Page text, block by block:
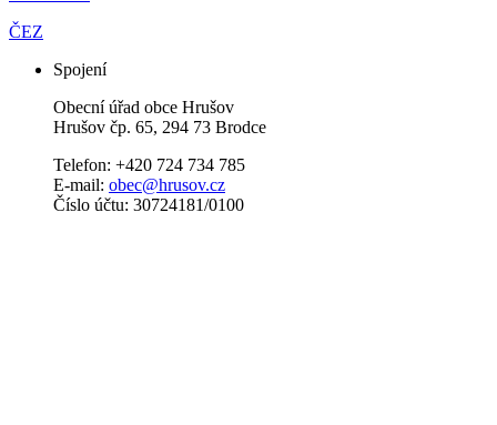
ČEZ
Spojení
Obecní úřad obce Hrušov
Hrušov čp. 65, 294 73 Brodce
Telefon: +420 724 734 785
E-mail: obec@hrusov.cz
Číslo účtu: 30724181/0100